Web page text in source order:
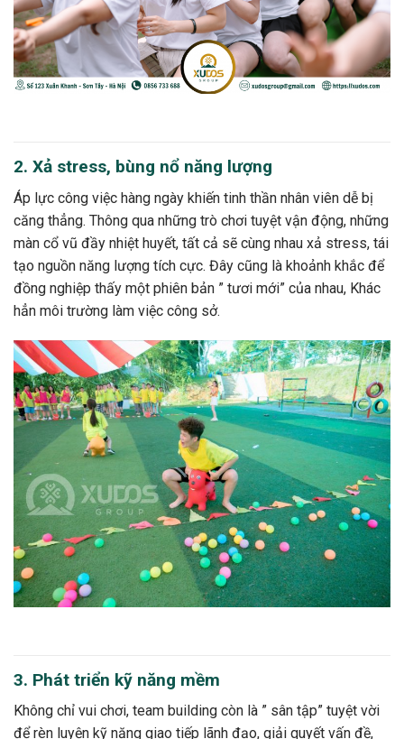
2. Xả stress, bùng nổ năng lượng
Áp lực công việc hàng ngày khiến tinh thần nhân viên dễ bị
căng thẳng. Thông qua những trò chơi tuyệt vận động, những
màn cổ vũ đầy nhiệt huyết, tất cả sẽ cùng nhau xả stress, tái
tạo nguồn năng lượng tích cực. Đây cũng là khoảnh khắc để
đồng nghiệp thấy một phiên bản ” tươi mới” của nhau, Khác
hẳn môi trường làm việc công sở.
3. Phát triển kỹ năng mềm
Không chỉ vui chơi, team building còn là ” sân tập” tuyệt vời
để rèn luyện kỹ năng giao tiếp lãnh đạo, giải quyết vấn đề,